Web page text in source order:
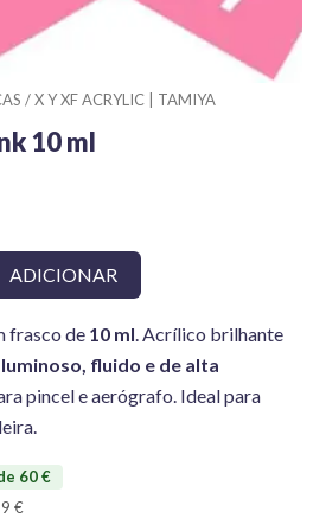
/X Y XF ACRYLIC | TAMIYA
10 ml
ADICIONAR
frasco de 10 ml. Acrílico brilhante
fluido e de alta
pincel e aerógrafo. Ideal para
60 €
€